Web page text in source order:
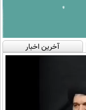
آخرین اخبار